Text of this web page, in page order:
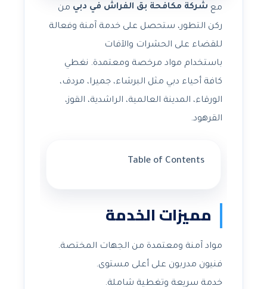
مع شركة مكافحة بق الفراش في دبي من
ركن التطور، ستحصل على خدمة آمنة وفعالة
للقضاء على الحشرات والآفات
باستخدام مواد مرخصة ومعتمدة. نغطي
كافة أحياء دبي مثل البرشاء، جميرا، مردف،
الورقاء، المدينة العالمية، الراشدية، القوز،
القرهود.
Table of Contents
مميزات الخدمة
مواد آمنة ومعتمدة من الجهات المختصة.
فنيون مدربون على أعلى مستوى.
خدمة سريعة وتغطية شاملة.